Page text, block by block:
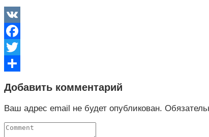
VK
Facebook
Twitter
Добавить комментарий
Ваш адрес email не будет опубликован.